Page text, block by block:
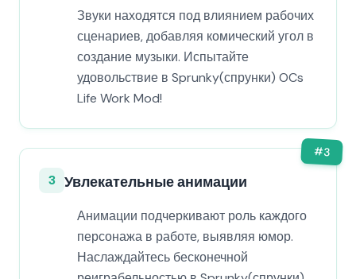
Звуки находятся под влиянием рабочих
сценариев, добавляя комический угол в
создание музыки. Испытайте
удовольствие в Sprunky(спрунки) OCs
Life Work Mod!
#3
3 Увлекательные анимации
Анимации подчеркивают роль каждого
персонажа в работе, выявляя юмор.
Наслаждайтесь бесконечной